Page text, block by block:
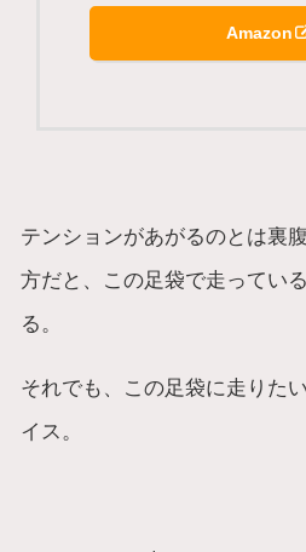
Amazon
テンションがあがるのとは裏
方だと、この足袋で走ってい
る。
それでも、この足袋に走りた
イス。